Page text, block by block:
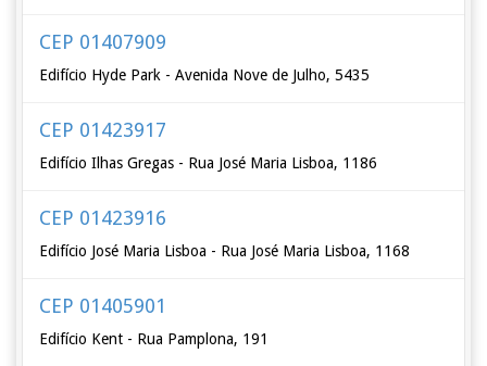
CEP 01407909
Edifício Hyde Park - Avenida Nove de Julho, 5435
CEP 01423917
Edifício Ilhas Gregas - Rua José Maria Lisboa, 1186
CEP 01423916
Edifício José Maria Lisboa - Rua José Maria Lisboa, 1168
CEP 01405901
Edifício Kent - Rua Pamplona, 191